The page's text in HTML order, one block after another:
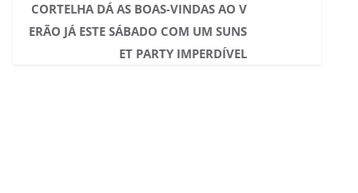
CORTELHA DÁ AS BOAS-VINDAS AO V
ERÃO JÁ ESTE SÁBADO COM UM SUNS
ET PARTY IMPERDÍVEL